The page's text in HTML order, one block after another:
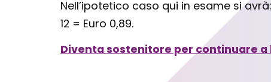
Nell’ipotetico caso qui in esame si
12 = Euro 0,89.
Diventa sostenitore per continuare a